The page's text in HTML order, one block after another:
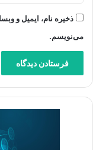
ذخیره نام، ایمیل و
می‌نویسم.